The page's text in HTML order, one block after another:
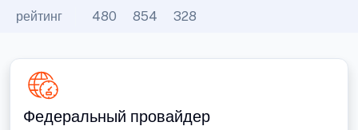
рейтинг 480 854 328
Федеральный провайдер